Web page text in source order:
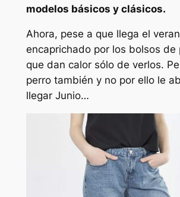
modelos básicos y clásicos.
Ahora, pese a que llega el
encaprichado por los bolsos de
que dan calor sólo de verlos.
perro también y no por ello le
llegar Junio…